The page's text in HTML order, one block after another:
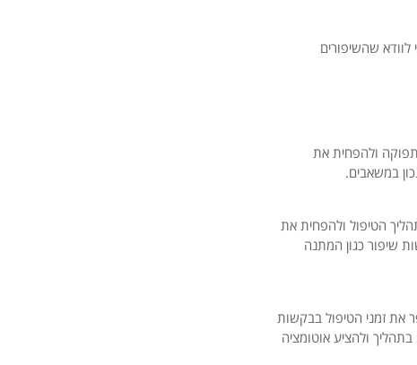
שהשיפורים
ולהפחית את
במשאבים.
הטיפול ולהפחית את
שיפור כגון המתנה
את זמני הטיפול בבקשות
ולהציע אוטומציה